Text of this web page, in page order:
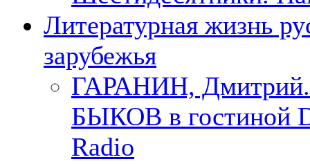
Литературная жизнь
зарубежья
ГАРАНИН,
БЫКОВ в гостиной
Radio